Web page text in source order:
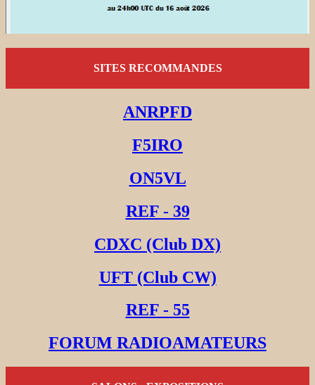
SITES RECOMMANDES
ANRPFD
F5IRO
ON5VL
REF - 39
CDXC (Club DX)
UFT (Club CW)
REF - 55
FORUM RADIOAMATEURS